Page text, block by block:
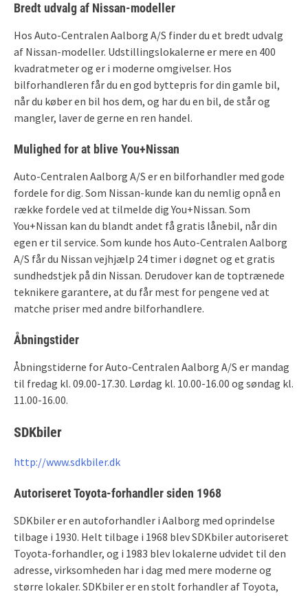
Bredt udvalg af Nissan-modeller
Hos Auto-Centralen Aalborg A/S finder du et bredt udvalg
af Nissan-modeller. Udstillingslokalerne er mere en 400
kvadratmeter og er i moderne omgivelser. Hos
bilforhandleren får du en god byttepris for din gamle bil,
når du køber en bil hos dem, og har du en bil, de står og
mangler, laver de gerne en ren handel.
Mulighed for at blive You+Nissan
Auto-Centralen Aalborg A/S er en bilforhandler med gode
fordele for dig. Som Nissan-kunde kan du nemlig opnå en
række fordele ved at tilmelde dig You+Nissan. Som
You+Nissan kan du blandt andet få gratis lånebil, når din
egen er til service. Som kunde hos Auto-Centralen Aalborg
A/S får du Nissan vejhjælp 24 timer i døgnet og et gratis
sundhedstjek på din Nissan. Derudover kan de toptrænede
teknikere garantere, at du får mest for pengene ved at
matche priser med andre bilforhandlere.
Åbningstider
Åbningstiderne for Auto-Centralen Aalborg A/S er mandag
til fredag kl. 09.00-17.30. Lørdag kl. 10.00-16.00 og søndag kl.
11.00-16.00.
SDKbiler
http://www.sdkbiler.dk
Autoriseret Toyota-forhandler siden 1968
SDKbiler er en autoforhandler i Aalborg med oprindelse
tilbage i 1930. Helt tilbage i 1968 blev SDKbiler autoriseret
Toyota-forhandler, og i 1983 blev lokalerne udvidet til den
adresse, virksomheden har i dag med mere moderne og
større lokaler. SDKbiler er en stolt forhandler af Toyota,